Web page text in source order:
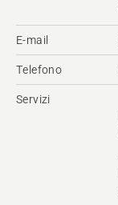
E-mail
Telefono
Servizi